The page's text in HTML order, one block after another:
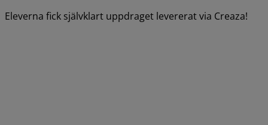
Eleverna fick självklart uppdraget levererat via Creaza!